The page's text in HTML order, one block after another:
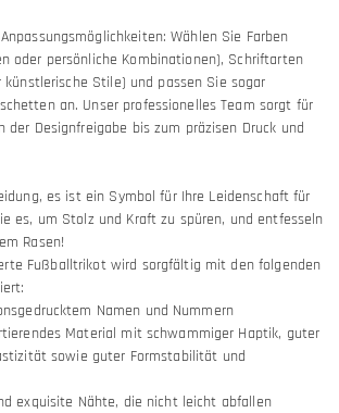
Wählen Sie Farben
oder persönliche Kombinationen), Schriftarten
künstlerische Stile) und passen Sie sogar
an. Unser professionelles Team sorgt für
der Designfreigabe bis zum präzisen Druck und
es ist ein Symbol für Ihre Leidenschaft für
es, um Stolz und Kraft zu spüren, und entfesseln
Rasen!
Fußballtrikot wird sorgfältig mit den folgenden
Namen und Nummern
Material mit schwammiger Haptik, guter
sowie guter Formstabilität und
exquisite Nähte, die nicht leicht abfallen